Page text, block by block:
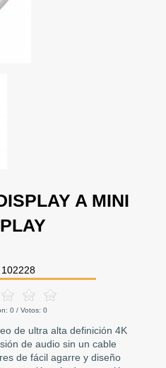
A MINI
0 / Votos: 0
de ultra alta definición 4K
de audio sin un cable
de fácil agarre y diseño